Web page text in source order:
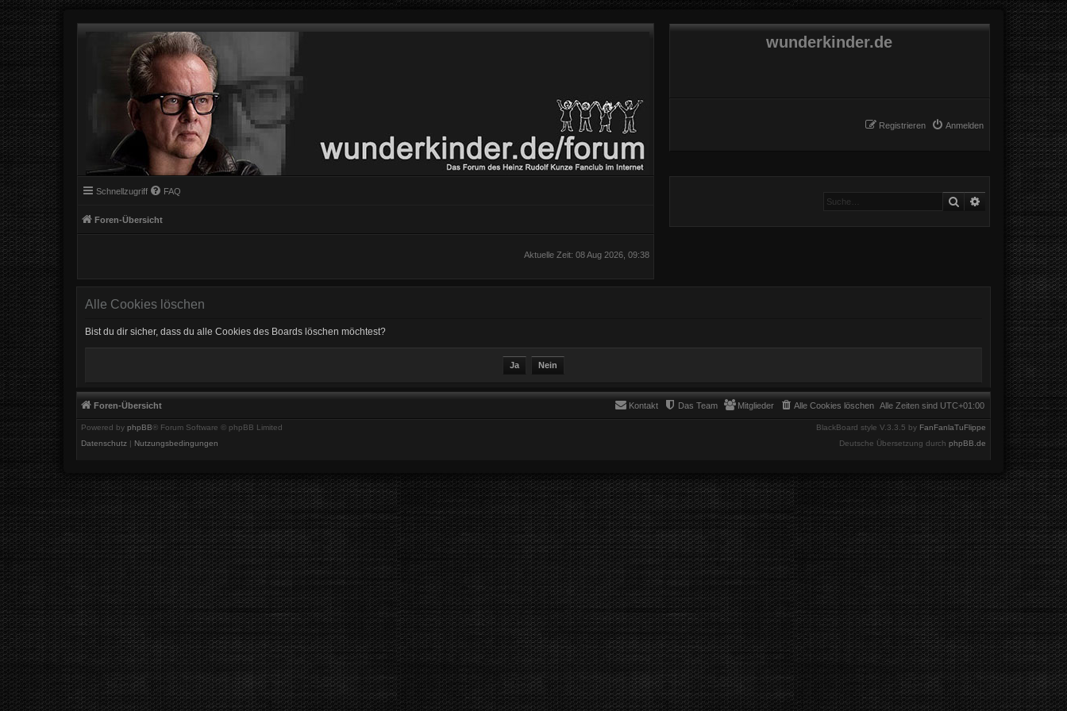
wunderkinder.de
Anmelden
Registrieren
Schnellzugriff FAQ
Foren-Übersicht
Suche Erweiterte Suche
Aktuelle Zeit: 08 Aug 2026, 09:38
Alle Cookies löschen
Bist du dir sicher, dass du alle Cookies des Boards löschen möchtest?
Foren-Übersicht Alle Zeiten sind UTC+01:00
Alle Cookies löschen
Mitglieder
Das Team
Kontakt
Powered by phpBB® Forum Software © phpBB Limited BlackBoard style V.3.3.5 by FanFanlaTuFlippe
Deutsche Übersetzung durch phpBB.de
Datenschutz | Nutzungsbedingungen